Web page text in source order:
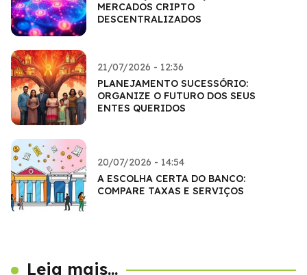
MERCADOS CRIPTO
DESCENTRALIZADOS
21/07/2026 - 12:36
PLANEJAMENTO SUCESSÓRIO:
ORGANIZE O FUTURO DOS SEUS
ENTES QUERIDOS
20/07/2026 - 14:54
A ESCOLHA CERTA DO BANCO:
COMPARE TAXAS E SERVIÇOS
Leia mais...